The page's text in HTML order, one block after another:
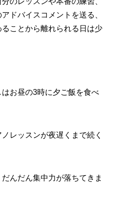
ドバイスコメントを送る、
ことから離れられる日は少
お昼の3時に夕ご飯を食べ
レッスンが夜遅くまで続く
んだん集中力が落ちてきま